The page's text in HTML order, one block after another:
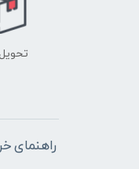
راهنمای